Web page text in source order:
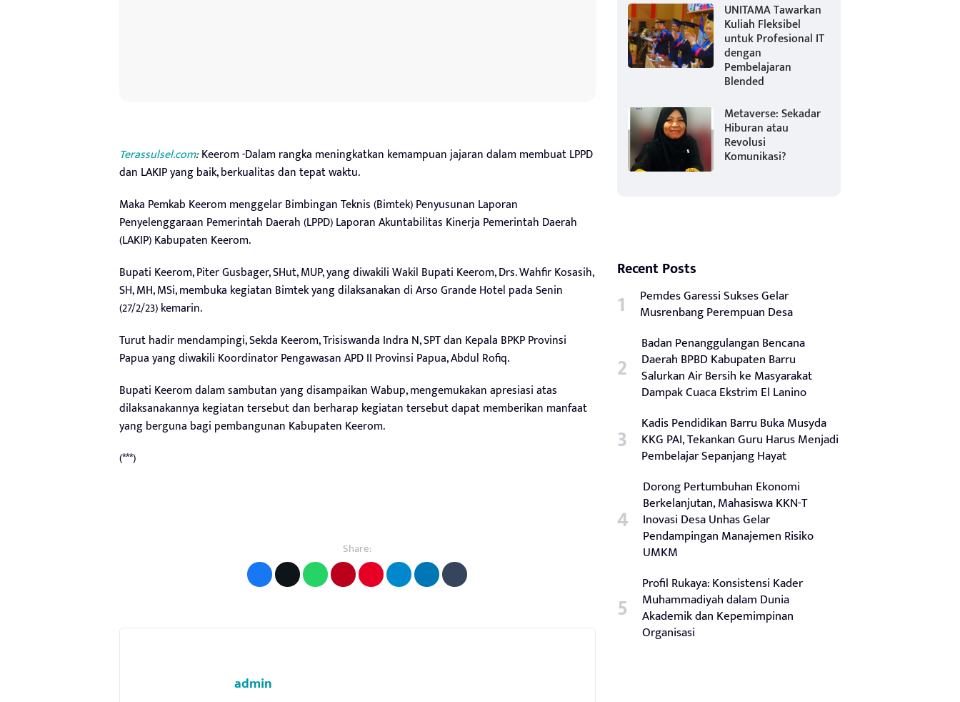
Terassulsel.com:Keerom -Dalam rangka meningkatkan kemampuan jajaran dalam membuat LPPD
dan LAKIP yang baik, berkualitas dan tepat waktu.
Maka Pemkab Keerom menggelar Bimbingan Teknis (Bimtek) Penyusunan Laporan
Penyelenggaraan Pemerintah Daerah (LPPD) Laporan Akuntabilitas Kinerja Pemerintah Daerah
(LAKIP) Kabupaten Keerom.
Bupati Keerom, Piter Gusbager, SHut, MUP, yang diwakili Wakil Bupati Keerom, Drs. Wahfir Kosasih,
SH, MH, MSi, membuka kegiatan Bimtek yang dilaksanakan di Arso Grande Hotel pada Senin
(27/2/23) kemarin.
Turut hadir mendampingi, Sekda Keerom, Trisiswanda Indra N, SPT dan Kepala BPKP Provinsi
Papua yang diwakili Koordinator Pengawasan APD II Provinsi Papua, Abdul Rofiq.
Bupati Keerom dalam sambutan yang disampaikan Wabup, mengemukakan apresiasi atas
dilaksanakannya kegiatan tersebut dan berharap kegiatan tersebut dapat memberikan manfaat
yang berguna bagi pembangunan Kabupaten Keerom.
(***)
Share:
admin
UNITAMA Tawarkan
Kuliah Fleksibel
untuk Profesional IT
dengan
Pembelajaran
Blended
Metaverse: Sekadar
Hiburan atau
Revolusi
Komunikasi?
Recent Posts
Pemdes Garessi Sukses Gelar
Musrenbang Perempuan Desa
Badan Penanggulangan Bencana
Daerah BPBD Kabupaten Barru
Salurkan Air Bersih ke Masyarakat
Dampak Cuaca Ekstrim El Lanino
Kadis Pendidikan Barru Buka Musyda
KKG PAI, Tekankan Guru Harus Menjadi
Pembelajar Sepanjang Hayat
Dorong Pertumbuhan Ekonomi
Berkelanjutan, Mahasiswa KKN-T
Inovasi Desa Unhas Gelar
Pendampingan Manajemen Risiko
UMKM
Profil Rukaya: Konsistensi Kader
Muhammadiyah dalam Dunia
Akademik dan Kepemimpinan
Organisasi